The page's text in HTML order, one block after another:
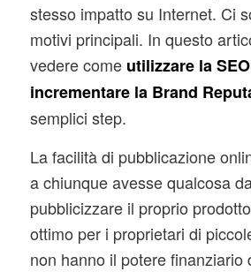
stesso impatto su Internet. Ci
motivi principali. In questo
vedere come utilizzare la
incrementare la Brand
semplici step.
La facilità di pubblicazione
a chiunque avesse qualcosa
pubblicizzare il proprio
ottimo per i proprietari di
non hanno il potere finanziario